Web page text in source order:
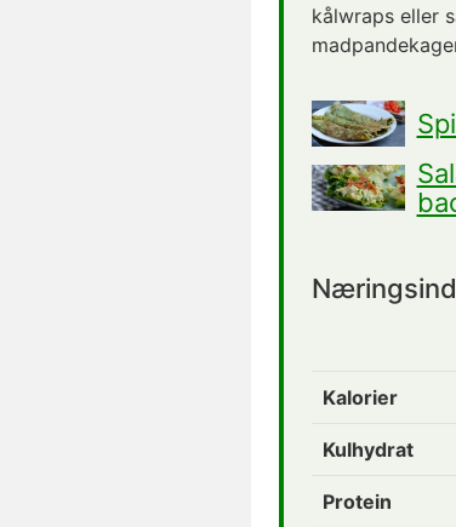
kålwraps eller
Kalorier
Kulhydrat
Protein